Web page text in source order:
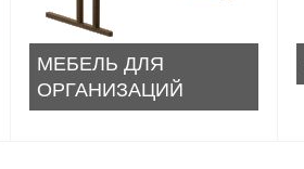
МЕБЕЛЬ ДЛЯ
ОРГАНИЗАЦИЙ